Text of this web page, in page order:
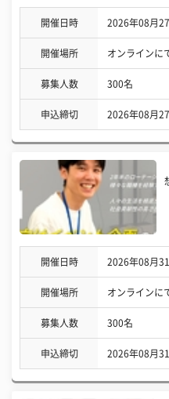
開催日時 2026年08月
開催場所 オンラインに
募集人数 300名
申込締切 2026年08月
開催日時 2026年08月
開催場所 オンラインに
募集人数 300名
申込締切 2026年08月